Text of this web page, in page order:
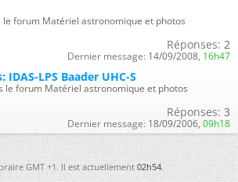
le forum Matériel astronomique et photos
Réponses: 2
Dernier message: 14/09/2008, 16h47
LPS Baader UHC-S
le forum Matériel astronomique et photos
Réponses: 3
Dernier message: 18/09/2006, 09h18
GMT +1. Il est actuellement02h54.